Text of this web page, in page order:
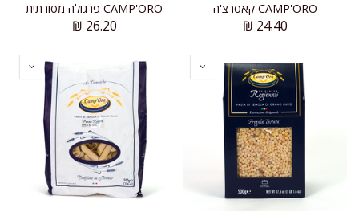
CAMP'ORO קאסרצ'ה
24.40
₪
CAMP'ORO פרגולה מסורתית
26.20
₪